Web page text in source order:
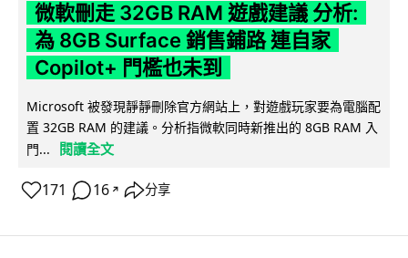
微軟刪走 32GB RAM 遊戲建議 分析:
為 8GB Surface 銷售鋪路 連自家
Copilot+ 門檻也未到
Microsoft 被發現靜靜刪除官方網站上，對遊戲玩家要為電腦配
置 32GB RAM 的建議。分析指微軟同時新推出的 8GB RAM 入
門...
閱讀全文
171 16 ↗ 分享